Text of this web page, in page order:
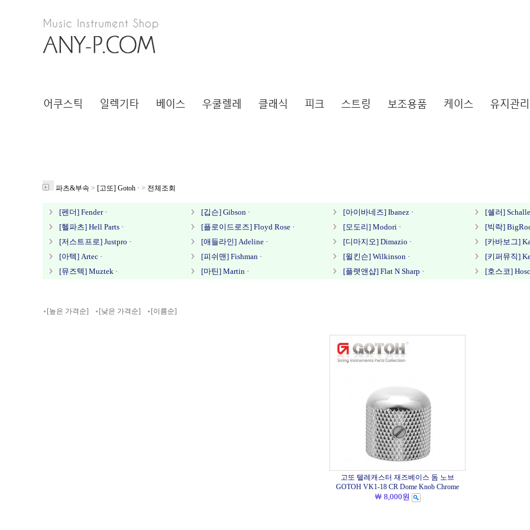
파츠&부속 > [고또] Gotoh · > 전체조회
[펜더] Fender · [깁슨] Gibson · [아이바네즈] Ibanez · [쉘러]
[헬파츠] Hell Parts ·
[플로이드로즈] Floyd Rose · [모도리] Modori · [빅락]
[저스트프로] Justpro ·
[애들라인] Adeline · [디마지오] Dimazio · [카바보그]
[아텍] Artec ·
[피쉬맨] Fishman · [윌킨슨] Wilkinson · [키퍼뮤직]
[뮤즈텍] Muztek ·
[마틴] Martin · [플랫앤샵] Flat N Sharp · [호스코]
[높은 가격순] [낮은 가격순] [이름순]
고또 텔레캐스터 재즈베이스 돔 노브
GOTOH VK1-18 CR Dome Knob Chrome
￦ 8,000원